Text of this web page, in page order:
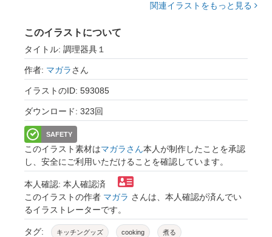
関連イラストをもっと見る
このイラストについて
タイトル: 調理器具１
作者: マガラさん
イラストのID: 593085
ダウンロード: 323回
SAFETY
このイラスト素材はマガラさん本人が制作したことを承認
し、安全にご利用いただけることを確認しています。
本人確認: 本人確認済
このイラストの作者 マガラ さんは、本人確認が済んでい
るイラストレーターです。
タグ: キッチングッズ cooking 煮る